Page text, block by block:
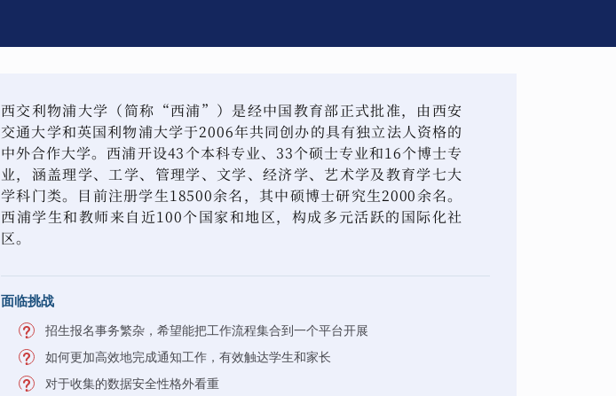
西交利物浦大学（简称“西浦”）是经中国教育部正式批准，由西安
交通大学和英国利物浦大学于2006年共同创办的具有独立法人资格的
中外合作大学。西浦开设43个本科专业、33个硕士专业和16个博士专
业，涵盖理学、工学、管理学、文学、经济学、艺术学及教育学七大
学科门类。目前注册学生18500余名，其中硕博士研究生2000余名。
西浦学生和教师来自近100个国家和地区，构成多元活跃的国际化社
区。
面临挑战
招生报名事务繁杂，希望能把工作流程集合到一个平台开展
如何更加高效地完成通知工作，有效触达学生和家长
对于收集的数据安全性格外看重